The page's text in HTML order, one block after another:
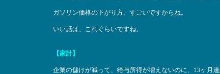
ガソリン価格の下がり方、すごいですからね。
いい話は、これぐらいですね。
【家計】
企業の儲けが減って、給与所得が増えないのに、13ヶ月